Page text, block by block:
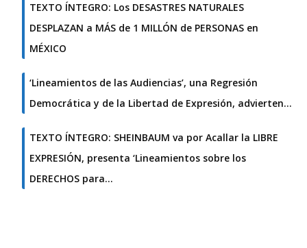
TEXTO ÍNTEGRO: Los DESASTRES NATURALES
DESPLAZAN a MÁS de 1 MILLÓN de PERSONAS en
MÉXICO
‘Lineamientos de las Audiencias’, una Regresión
Democrática y de la Libertad de Expresión, advierten…
TEXTO ÍNTEGRO: SHEINBAUM va por Acallar la LIBRE
EXPRESIÓN, presenta ‘Lineamientos sobre los
DERECHOS para…